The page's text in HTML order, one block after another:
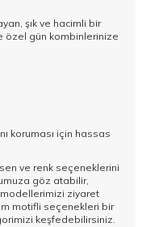
şık ve hacimli bir
özel gün kombinlerinize
koruması için hassas
ve renk seçeneklerini
göz atabilir,
modellerimizi ziyaret
motifli seçenekleri bir
keşfedebilirsiniz.